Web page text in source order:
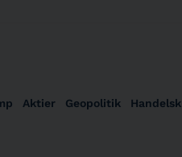
Aktier Geopolitik